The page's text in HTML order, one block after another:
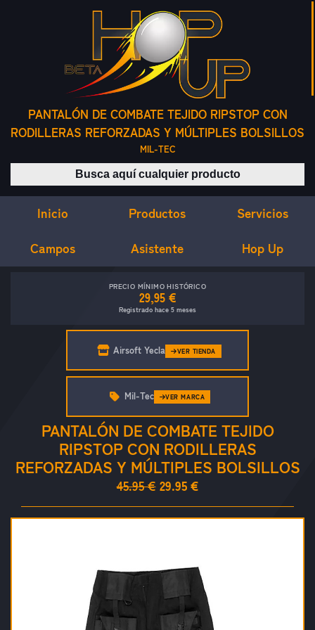
PANTALÓN DE COMBATE TEJIDO RIPSTOP CON
RODILLERAS REFORZADAS Y MÚLTIPLES BOLSILLOS
MIL-TEC
Buscar productos
Inicio Productos Servicios
Campos Asistente Hop Up
PRECIO MÍNIMO HISTÓRICO
29,95 €
Registrado hace 5 meses
Airsoft Yecla VER TIENDA
PANTALÓN DE COMBATE TEJIDO
RIPSTOP CON RODILLERAS
REFORZADAS Y MÚLTIPLES BOLSILLOS
45.95 € 29.95 €
Mil-Tec VER MARCA